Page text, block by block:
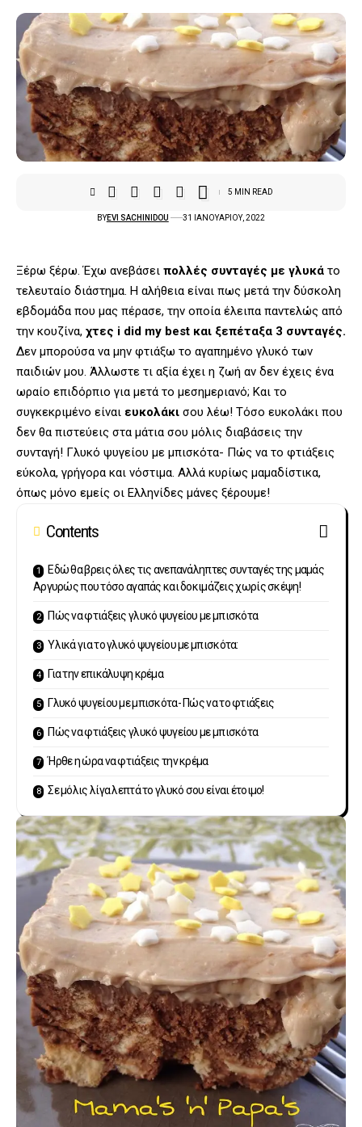
BYEVI SACHINIDOU 31 ΙΑΝΟΥΑΡΊΟΥ, 2022
5 MIN READ
Ξέρω ξέρω. Έχω ανεβάσει πολλές συνταγές με γλυκά το
τελευταίο διάστημα. Η αλήθεια είναι πως μετά την δύσκολη
εβδομάδα που μας πέρασε, την οποία έλειπα παντελώς από
την κουζίνα, χτες i did my best και ξεπέταξα 3 συνταγές.
Δεν μπορούσα να μην φτιάξω το αγαπημένο γλυκό των
παιδιών μου. Άλλωστε τι αξία έχει η ζωή αν δεν έχεις ένα
ωραίο επιδόρπιο για μετά το μεσημεριανό; Και το
συγκεκριμένο είναι ευκολάκι σου λέω! Τόσο ευκολάκι που
δεν θα πιστεύεις στα μάτια σου μόλις διαβάσεις την
συνταγή! Γλυκό ψυγείου με μπισκότα- Πώς να το φτιάξεις
εύκολα, γρήγορα και νόστιμα. Αλλά κυρίως μαμαδίστικα,
όπως μόνο εμείς οι Ελληνίδες μάνες ξέρουμε!
Contents
Εδώ θα βρεις όλες τις ανεπανάληπτες συνταγές της μαμάς
Αργυρώς που τόσο αγαπάς και δοκιμάζεις χωρίς σκέψη!
Πώς να φτιάξεις γλυκό ψυγείου με μπισκότα
Υλικά για το γλυκό ψυγείου με μπισκότα:
Για την επικάλυψη κρέμα
Γλυκό ψυγείου με μπισκότα- Πώς να το φτιάξεις
Πώς να φτιάξεις γλυκό ψυγείου με μπισκότα
Ήρθε η ώρα να φτιάξεις την κρέμα
Σε μόλις λίγα λεπτά το γλυκό σου είναι έτοιμο!